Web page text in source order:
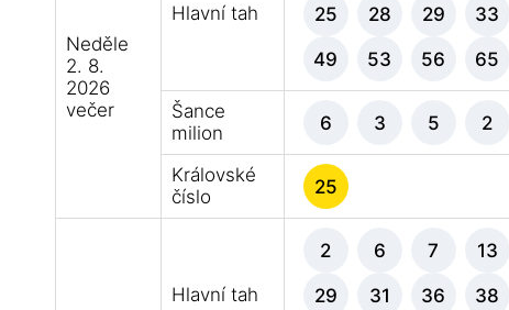
Neděle
2. 8.
2026
večer
Hlavní tah 25 28 29 33
49 53 56 65
Šance
milion
6 3 5 2
Královské
číslo
25
Hlavní tah
2 6 7 13
29 31 36 38